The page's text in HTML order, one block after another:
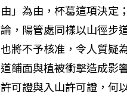
由」為由，杯葛這項決定
論，陽管處同樣以山徑步
也將不予核准，令人質疑
道鋪面與植被衝擊造成影
許可證與入山許可證，何